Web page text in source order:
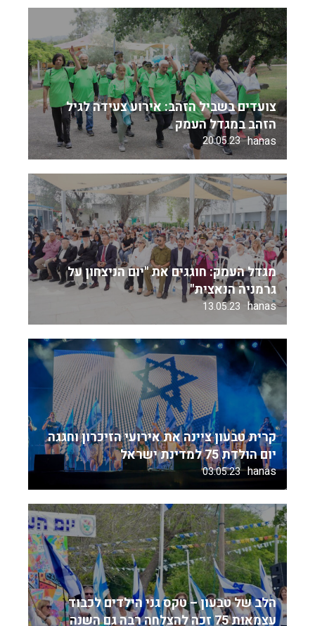
צועדים בשביל הזהב: אירוע צעידה לגיל
הזהב במגדל העמק
hanas
20.05.23
מגדל העמק: חוגגים את "יום הניצחון על
גרמניה הנאצית"
hanas
13.05.23
קרית טבעון ציינה את אירועי הזיכרון וחגגה
יום הולדת 75 למדינת ישראל
hanas
03.05.23
הלב של טבעון – טקס גני הילדים לכבוד
עצמאות 75 זכה להצלחה רבה גם השנה